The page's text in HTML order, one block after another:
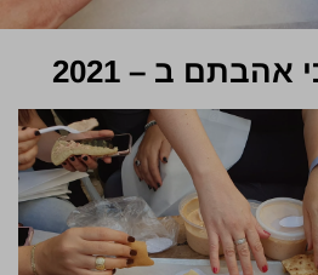
ב – 2021